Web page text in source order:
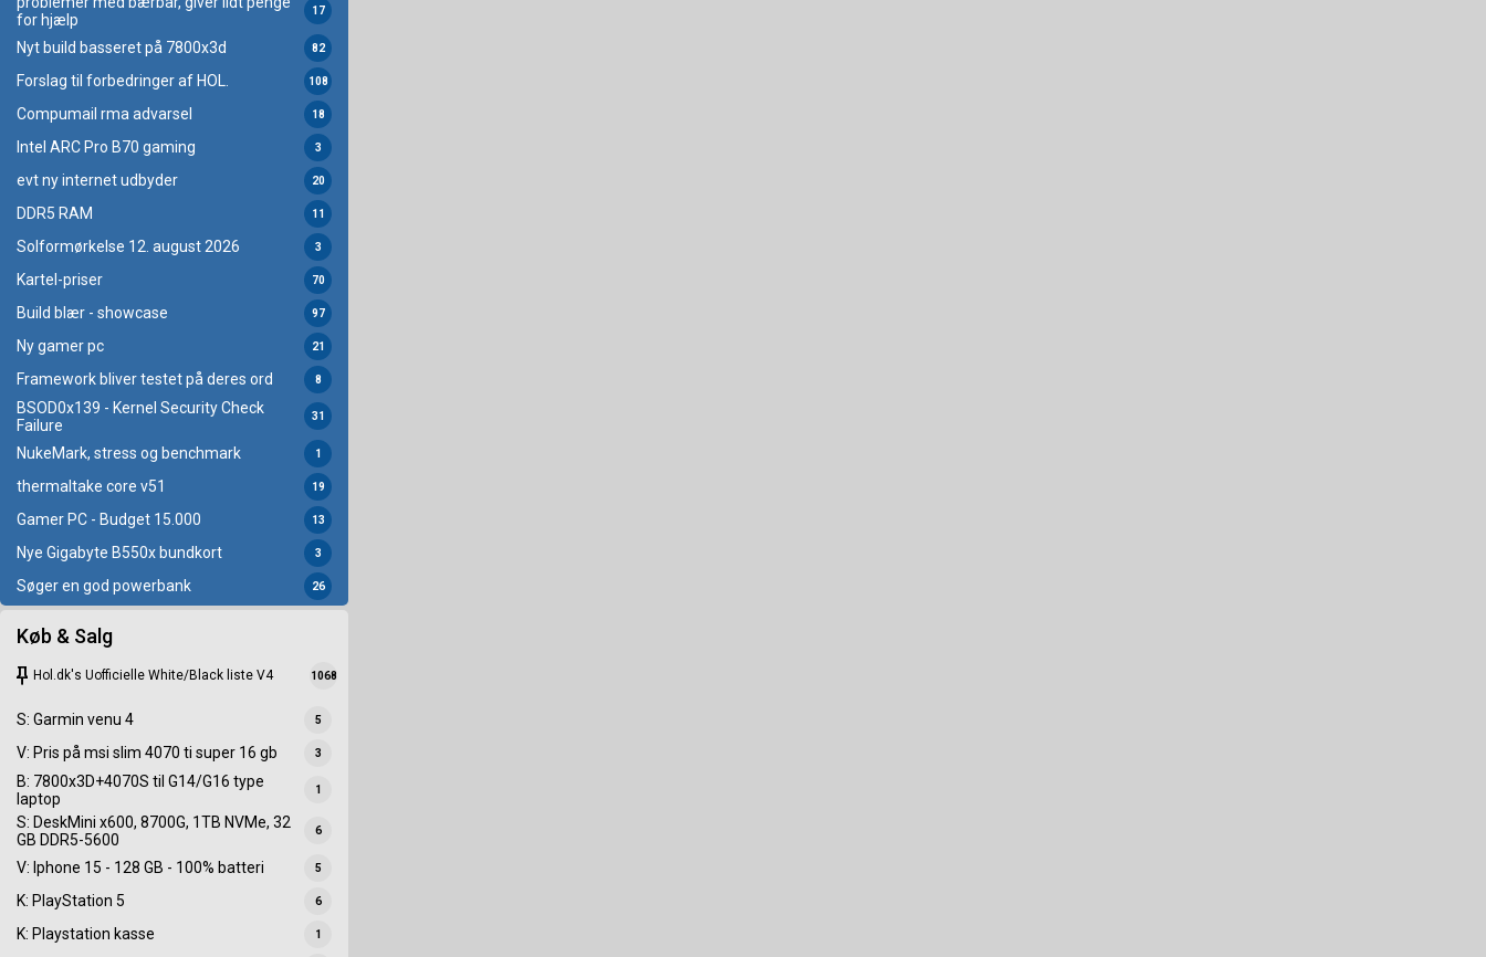
for hjælp
17
Nyt build basseret på 7800x3d 82
Forslag til forbedringer af HOL. 108
Compumail rma advarsel 18
Intel ARC Pro B70 gaming 3
evt ny internet udbyder 20
DDR5 RAM 11
Solformørkelse 12. august 2026 3
Kartel-priser 70
Build blær - showcase 97
Ny gamer pc 21
Framework bliver testet på deres ord 8
BSOD0x139 - Kernel Security Check
Failure
31
NukeMark, stress og benchmark 1
thermaltake core v51 19
Gamer PC - Budget 15.000 13
Nye Gigabyte B550x bundkort 3
Søger en god powerbank 26
Køb & Salg
keep Hol.dk's Uofficielle White/Black liste V4 1068
S: Garmin venu 4 5
V: Pris på msi slim 4070 ti super 16 gb 3
B: 7800x3D+4070S til G14/G16 type
laptop
1
S: DeskMini x600, 8700G, 1TB NVMe, 32
GB DDR5-5600
6
V: Iphone 15 - 128 GB - 100% batteri 5
K: PlayStation 5 6
K: Playstation kasse 1